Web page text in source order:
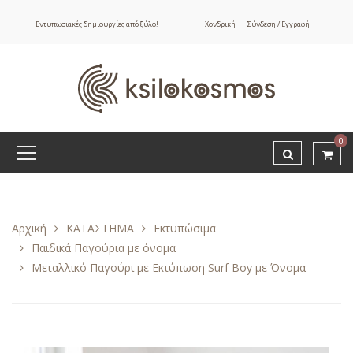
Εντυπωσιακές δημιουργίες από ξύλο! Χονδρική Σύνδεση / Εγγραφή
0
Αρχική ΚΑΤΑΣΤΗΜΑ
Εκτυπώσιμα
Παιδικά Παγούρια με όνομα
Μεταλλικό Παγούρι με Εκτύπωση Surf Boy με Όνομα